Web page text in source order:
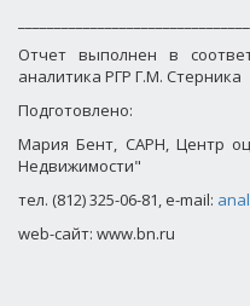
Отчет выполнен в
аналитика РГР Г.М. Стерника
Подготовлено:
Мария Бент, САРН,Центр
Недвижимости"
тел. (812) 325-06-81, e-mail:
web-сайт: www.bn.ru